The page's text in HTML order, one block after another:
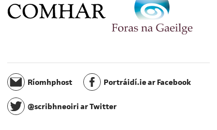
Scríbhneoir taistil
Staraí
Údar cuimhní cinn
Úrscéalaí
Úrscéalaí d’fhoghlaimeoirí fásta
Ríomhphost Portráidí.ie ar Facebook
@scribhneoiri ar Twitter